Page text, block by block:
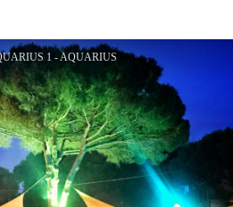
Orientales Le Département
1 - AQUARIUS